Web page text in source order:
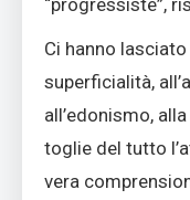
“progressiste”,
Ci hanno
superficialità,
all’edonismo,
toglie del tutto
vera